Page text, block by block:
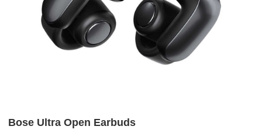
Bose Ultra Open Earbuds